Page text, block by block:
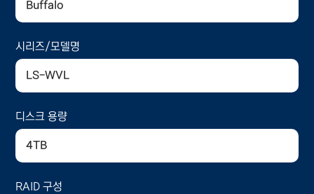
Buffalo
시리즈/모델명
LS-WVL
디스크 용량
4TB
RAID 구성